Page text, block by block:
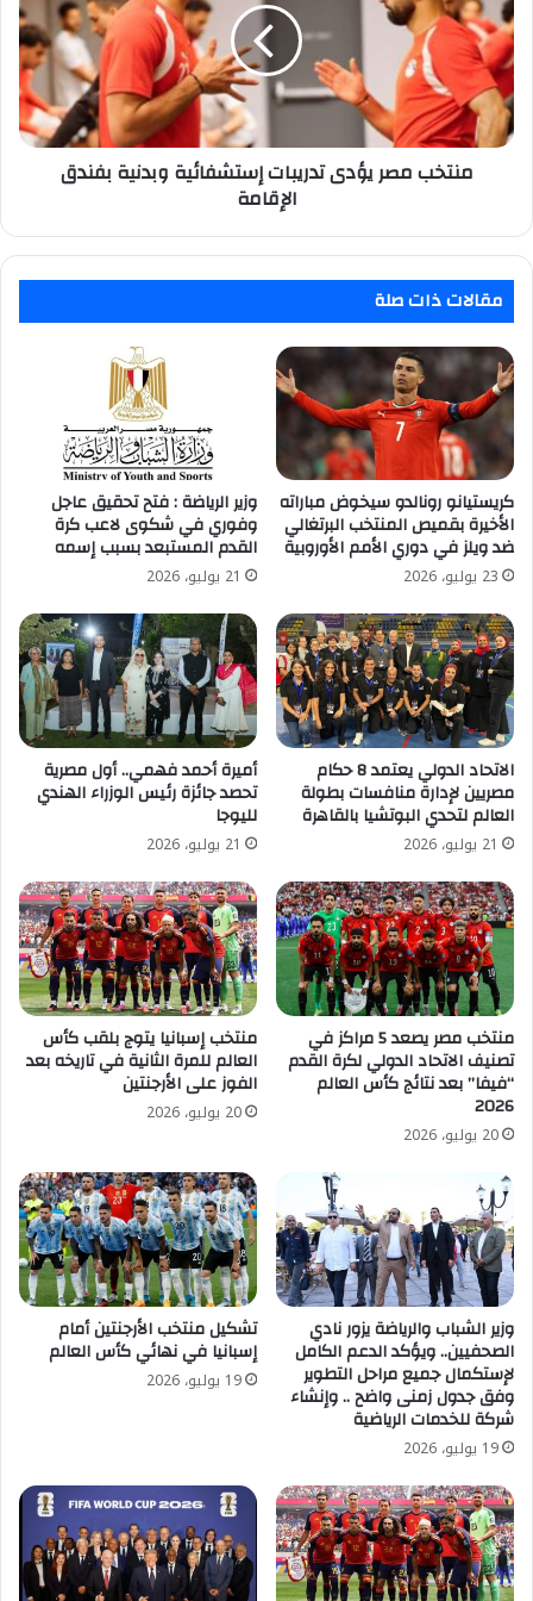
تدريبات
إستشفائية
وبدنية
بفندق
الإقامة
منتخب مصر يؤدى تدريبات إستشفائية وبدنية بفندق
الإقامة
مقالات ذات صلة
كريستيانو رونالدو سيخوض مباراته
الأخيرة بقميص المنتخب البرتغالي
ضد ويلز في دوري الأمم الأوروبية
23 يوليو، 2026
وزير الرياضة : فتح تحقيق عاجل
وفوري في شكوى لاعب كرة
القدم المستبعد بسبب إسمه
21 يوليو، 2026
الاتحاد الدولي يعتمد 8 حكام
مصريين لإدارة منافسات بطولة
العالم لتحدي البوتشيا بالقاهرة
21 يوليو، 2026
أميرة أحمد فهمي.. أول مصرية
تحصد جائزة رئيس الوزراء الهندي
لليوجا
21 يوليو، 2026
منتخب مصر يصعد 5 مراكز في
تصنيف الاتحاد الدولي لكرة القدم
“فيفا” بعد نتائج كأس العالم
2026
20 يوليو، 2026
منتخب إسبانيا يتوج بلقب كأس
العالم للمرة الثانية في تاريخه بعد
الفوز على الأرجنتين
20 يوليو، 2026
وزير الشباب والرياضة يزور نادي
الصحفيين.. ويؤكد الدعم الكامل
لإستكمال جميع مراحل التطوير
وفق جدول زمنى واضح .. وإنشاء
شركة للخدمات الرياضية
19 يوليو، 2026
تشكيل منتخب الأرجنتين أمام
إسبانيا في نهائي كأس العالم
19 يوليو، 2026